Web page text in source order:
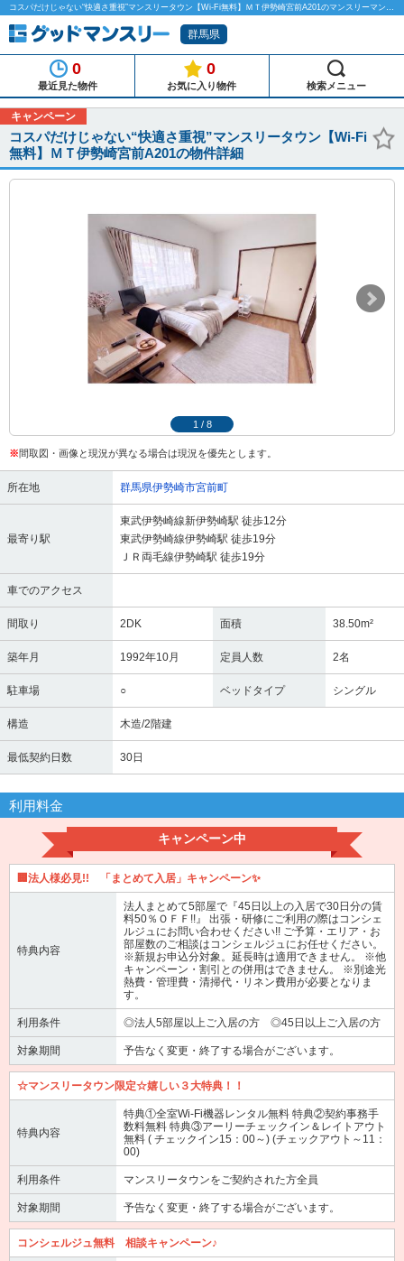
コスパだけじゃない“快適さ重視”マンスリータウン【Wi-Fi無料】ＭＴ伊勢崎宮前A201のマンスリーマンション物件詳細「グッドマンスリー」
群馬県
0
最近見た物件
0
お気に入り物件 検索メニュー
キャンペーン
コスパだけじゃない“快適さ重視”マンスリータウン【Wi-Fi
無料】ＭＴ伊勢崎宮前A201の物件詳細
1 / 8
※間取図・画像と現況が異なる場合は現況を優先とします。
所在地 群馬県伊勢崎市宮前町
最寄り駅
東武伊勢崎線新伊勢崎駅 徒歩12分
東武伊勢崎線伊勢崎駅 徒歩19分
ＪＲ両毛線伊勢崎駅 徒歩19分
車でのアクセス
間取り 2DK 面積 38.50m²
築年月 1992年10月 定員人数 2名
駐車場 ○ ベッドタイプ シングル
構造 木造/2階建
最低契約日数 30日
利用料金
キャンペーン中
🏢法人様必見!! 「まとめて入居」キャンペーン✨
特典内容
法人まとめて5部屋で『45日以上の入居で30日分の賃
料50％ＯＦＦ!!』 出張・研修にご利用の際はコンシェ
ルジュにお問い合わせください!! ご予算・エリア・お
部屋数のご相談はコンシェルジュにお任せください。
※新規お申込分対象。延長時は適用できません。 ※他
キャンペーン・割引との併用はできません。 ※別途光
熱費・管理費・清掃代・リネン費用が必要となりま
す。
利用条件 ◎法人5部屋以上ご入居の方 ◎45日以上ご入居の方
対象期間 予告なく変更・終了する場合がございます。
☆マンスリータウン限定☆嬉しい３大特典！！
特典内容
特典①全室Wi-Fi機器レンタル無料 特典②契約事務手
数料無料 特典③アーリーチェックイン＆レイトアウト
無料 ( チェックイン15：00～) (チェックアウト～11：
00)
利用条件 マンスリータウンをご契約された方全員
対象期間 予告なく変更・終了する場合がございます。
コンシェルジュ無料 相談キャンペーン♪